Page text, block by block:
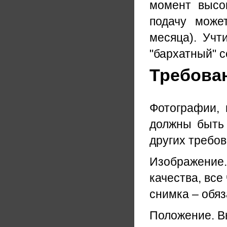
момент
подачу
месяца).
"бархатный"
должны быть
других
качества,
снимка –
Положение.